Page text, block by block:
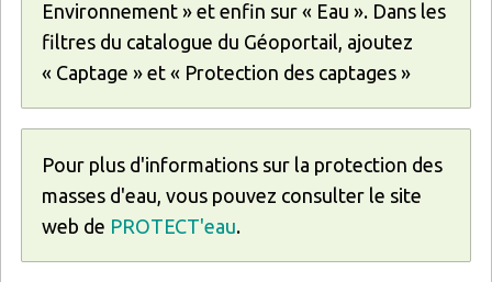
Environnement » et enfin sur « Eau ». Dans les
filtres du catalogue du Géoportail, ajoutez
« Captage » et « Protection des captages »
Pour plus d'informations sur la protection des
masses d'eau, vous pouvez consulter le site
web de PROTECT'eau.